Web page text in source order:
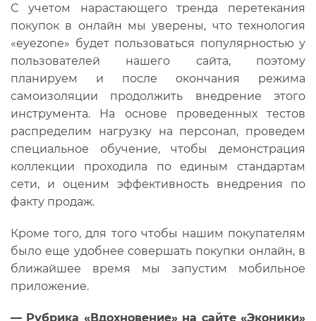
С учетом нарастающего тренда перетекания
покупок в онлайн мы уверены, что технология
«eyezone» будет пользоваться популярностью у
пользователей нашего сайта, поэтому
планируем и после окончания режима
самоизоляции продолжить внедрение этого
инструмента. На основе проведенных тестов
распределим нагрузку на персонал, проведем
специальное обучение, чтобы демонстрация
коллекции проходила по единым стандартам
сети, и оценим эффективность внедрения по
факту продаж.
Кроме того, для того чтобы нашим покупателям
было еще удобнее совершать покупки онлайн, в
ближайшее время мы запустим мобильное
приложение.
— Рубрика «Вдохновение» на сайте «Эконики»